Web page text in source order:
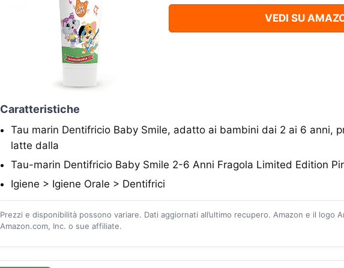
VEDI SU
Caratteristiche
Tau marin Dentifricio Baby Smile, adatto ai bambini dai 2 ai 6 anni,
latte dalla
Tau-marin Dentifricio Baby Smile 2-6 Anni Fragola Limited Edition
Igiene > Igiene Orale > Dentifrici
Prezzi e disponibilità possono variare. Dati aggiornati all’ultimo recupero. Amazon e il logo
Amazon.com, Inc. o sue affiliate.